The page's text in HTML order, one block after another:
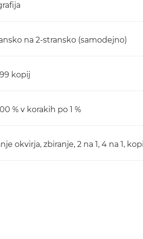
na 2-stransko (samodejno)
kopij
% v korakih po 1 %
okvirja, zbiranje, 2 na 1, 4 na 1,